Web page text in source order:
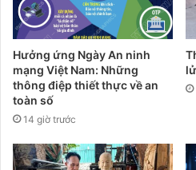
Hưởng ứng Ngày An ninh
mạng Việt Nam: Những
thông điệp thiết thực về an
toàn số
14 giờ trước